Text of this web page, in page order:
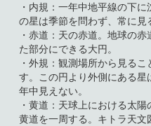
・内規：一年中地平線の下
の星は季節を問わず、常に見
・赤道：天の赤道。地球の
た部分にできる大円。
・外規：観測場所から見る
す。この円より外側にある
年中見えない。
・黄道：天球上における太
黄道を一周する。キトラ天